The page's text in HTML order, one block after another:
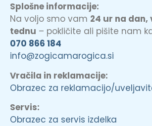
Splošne informacije:
Na voljo smo vam 24 ur na dan,
tednu – pokličite ali pišite nam
070 866 184
info@zogicamarogica.si
Vračila in reklamacije:
Obrazec za reklamacijo/
Servis:
Obrazec za servis izdelka